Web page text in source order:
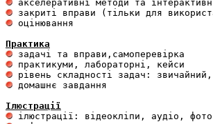
оцінювання
Практика
домашнє завдання
Ілюстрації